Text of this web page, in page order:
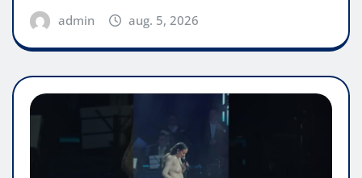
admin aug. 5, 2026